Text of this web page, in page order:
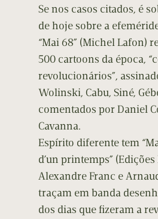
Se nos casos citados, é
de hoje sobre a
“Mai 68” (Michel Lafon)
500 cartoons da época,
revolucionários”,
Wolinski, Cabu, Siné,
comentados por Daniel
Cavanna.
Espírito diferente tem
d’un printemps”
Alexandre Franc e
traçam em banda
dos dias que fizeram a